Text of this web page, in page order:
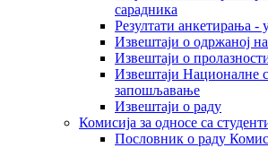
сарадника
Резултати анкетирања -
Извештаји о одржаној
Извештаји о
Извештаји Националне
запошљавање
Извештаји о раду
Комисија за односе са
Пословник о раду